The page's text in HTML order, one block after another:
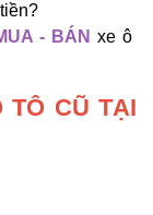
- BÁNxe ô
TÔ CŨ TẠI